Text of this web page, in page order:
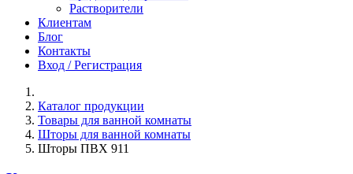
Растворители
Клиентам
Блог
Контакты
Вход / Регистрация
Каталог продукции
Товары для ванной комнаты
Шторы для ванной комнаты
Шторы ПВХ 911